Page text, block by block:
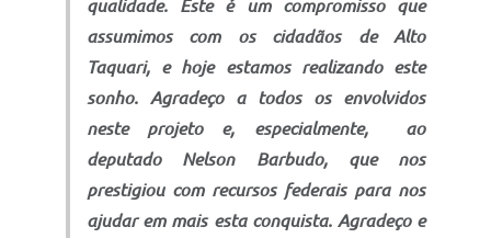
qualidade. Este é um compromisso que
assumimos com os cidadãos de Alto
Taquari, e hoje estamos realizando este
sonho. Agradeço a todos os envolvidos
neste projeto e, especialmente, ao
deputado Nelson Barbudo, que nos
prestigiou com recursos federais para nos
ajudar em mais esta conquista. Agradeço e